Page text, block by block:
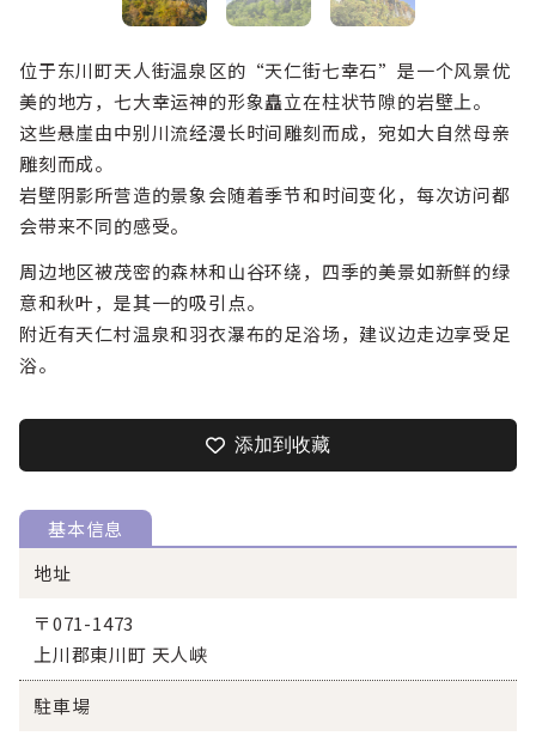
位于东川町天人街温泉区的“天仁街七幸石”是一个风景优
美的地方，七大幸运神的形象矗立在柱状节隙的岩壁上。
这些悬崖由中别川流经漫长时间雕刻而成，宛如大自然母亲
雕刻而成。
岩壁阴影所营造的景象会随着季节和时间变化，每次访问都
会带来不同的感受。
周边地区被茂密的森林和山谷环绕，四季的美景如新鲜的绿
意和秋叶，是其一的吸引点。
附近有天仁村温泉和羽衣瀑布的足浴场，建议边走边享受足
浴。
添加到收藏
基本信息
地址
〒071-1473
上川郡東川町 天人峡
駐車場